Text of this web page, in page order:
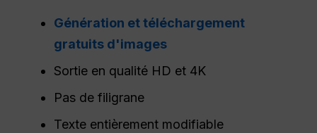
Génération et téléchargement
gratuits d'images
Sortie en qualité HD et 4K
Pas de filigrane
Texte entièrement modifiable